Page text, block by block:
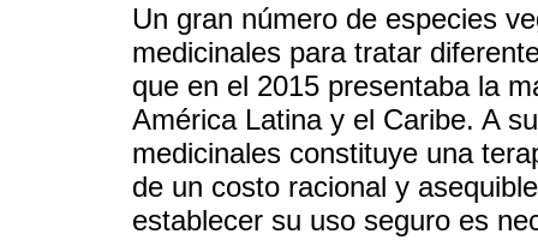
Un gran número de especies
medicinales para tratar
que en el 2015 presentaba la
América Latina y el Caribe. A
medicinales constituye una
de un costo racional y
establecer su uso seguro es